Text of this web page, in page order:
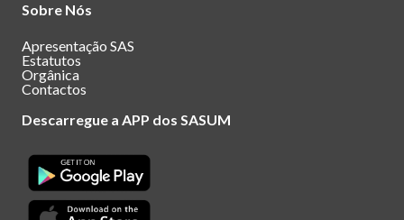
Sobre Nós
Apresentação SAS
Estatutos
Orgânica
Contactos
Descarregue a APP dos SASUM